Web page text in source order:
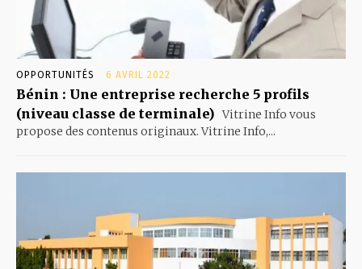
OPPORTUNITÉS 6 AVRIL 2022
Bénin : Une entreprise recherche 5 profils
(niveau classe de terminale) Vitrine Info vous
propose des contenus originaux. Vitrine Info,...